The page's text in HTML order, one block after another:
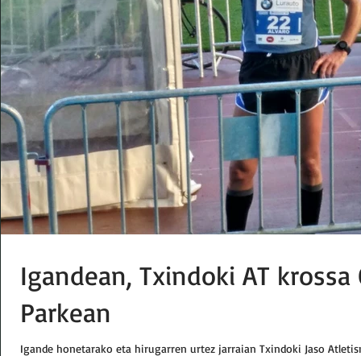
Igandean, Txindoki AT krossa
Parkean
Igande honetarako eta hirugarren urtez jarraian Txindoki Jaso